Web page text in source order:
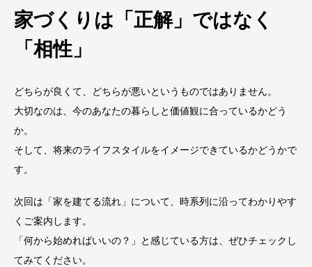
家づくりは「正解」ではなく
「相性」
どちらが良くて、どちらが悪いというものではありません。
大切なのは、今のあなたの暮らしと価値観に合っているかどう
か。
そして、将来のライフスタイルをイメージできているかどうかで
す。
次回は「家を建てる流れ」について、時系列に沿ってわかりやす
くご案内します。
「何から始めればいいの？」と感じている方は、ぜひチェックし
てみてください。